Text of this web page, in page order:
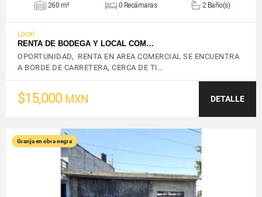
260 m² 0 Recámaras 2 Baño(s)
Local
RENTA DE BODEGA Y LOCAL COM…
OPORTUNIDAD, RENTA EN AREA COMERCIAL SE ENCUENTRA
A BORDE DE CARRETERA, CERCA DE TI…
$15,000 MXN DETALLE
Granja en obra negra